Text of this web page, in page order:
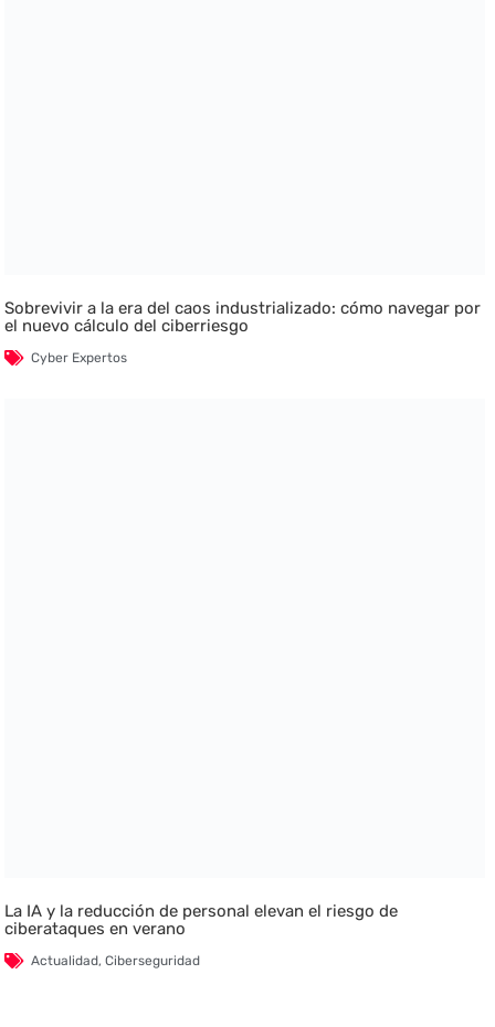
Sobrevivir a la era del caos industrializado: cómo navegar por
el nuevo cálculo del ciberriesgo
Cyber Expertos
La IA y la reducción de personal elevan el riesgo de
ciberataques en verano
Actualidad,Ciberseguridad